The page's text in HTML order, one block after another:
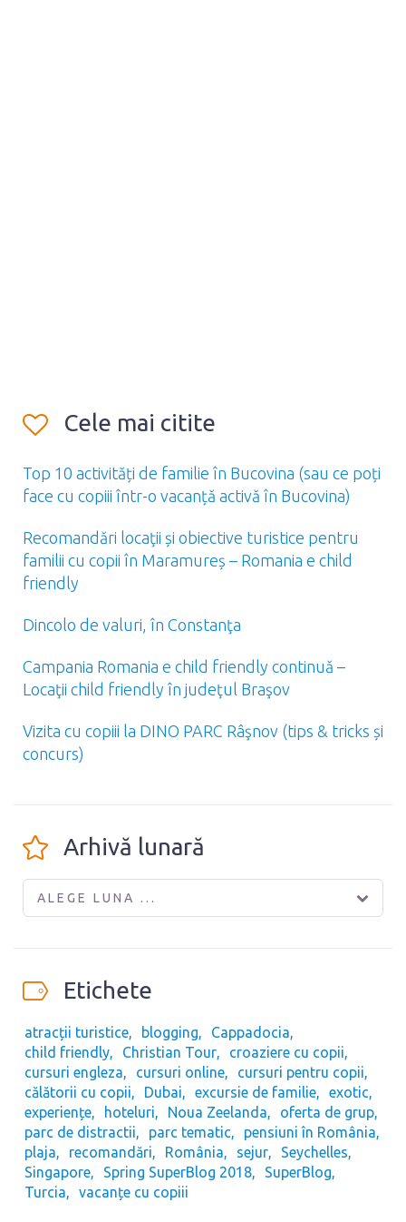
Cele mai citite
Top 10 activități de familie în Bucovina (sau ce poți
face cu copiii într-o vacanță activă în Bucovina)
Recomandări locaţii și obiective turistice pentru
familii cu copii în Maramureș – Romania e child
friendly
Dincolo de valuri, în Constanţa
Campania Romania e child friendly continuă –
Locaţii child friendly în judeţul Braşov
Vizita cu copiii la DINO PARC Râşnov (tips & tricks și
concurs)
Arhivă lunară
ALEGE LUNA ...
Etichete
atracții turistice blogging
Cappadocia
child friendly
Christian Tour
croaziere cu copii
cursuri engleza
cursuri online
cursuri pentru copii
călătorii cu copii
Dubai excursie de familie
exotic
experiențe
hoteluri Noua Zeelanda
oferta de grup
parc de distractii
parc tematic
pensiuni în România
plaja
recomandări România sejur
Seychelles
Singapore
Spring SuperBlog 2018
SuperBlog
Turcia
vacanțe cu copiii